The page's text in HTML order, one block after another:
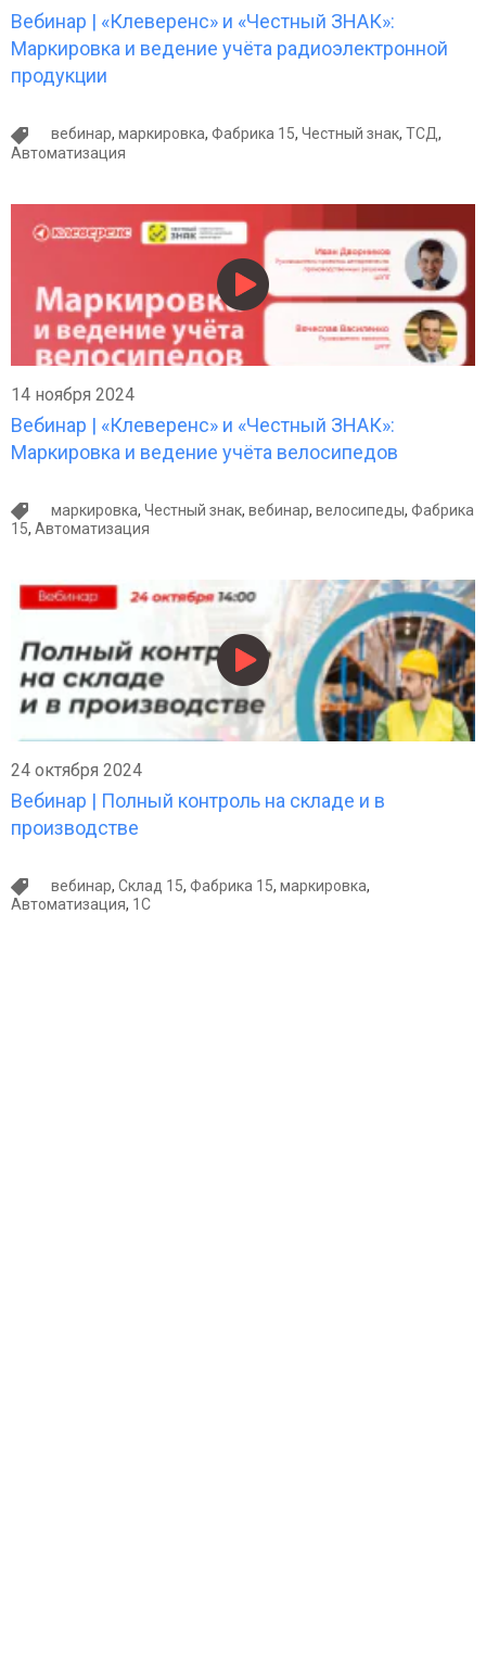
Вебинар | «Клеверенс» и «Честный ЗНАК»:
Маркировка и ведение учёта радиоэлектронной
продукции
вебинар, маркировка, Фабрика 15, Честный знак, ТСД,
Автоматизация
14 ноября 2024
Вебинар | «Клеверенс» и «Честный ЗНАК»:
Маркировка и ведение учёта велосипедов
маркировка, Честный знак, вебинар, велосипеды, Фабрика
15, Автоматизация
24 октября 2024
Вебинар | Полный контроль на складе и в
производстве
вебинар, Склад 15, Фабрика 15, маркировка,
Автоматизация, 1С